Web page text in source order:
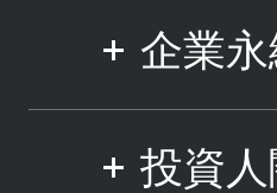
企業
投資